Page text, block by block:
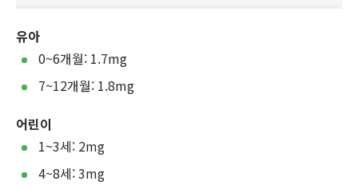
유아
0~6개월: 1.7mg
7~12개월: 1.8mg
어린이
1~3세: 2mg
4~8세: 3mg